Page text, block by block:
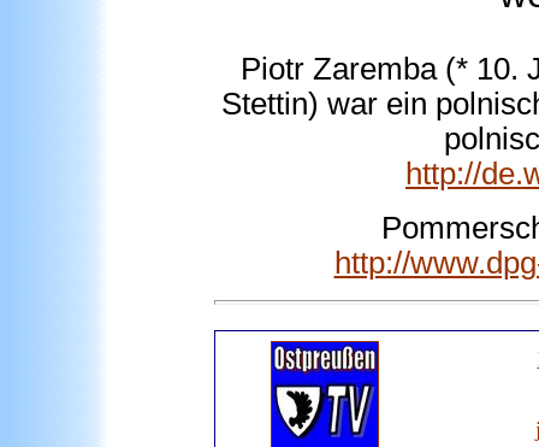
Piotr Zaremba (* 10.
Stettin) war ein
http://
http://